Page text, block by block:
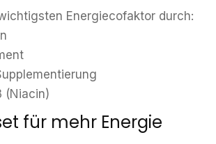
Energiecofaktor durch:
(Niacin)
für mehr Energie